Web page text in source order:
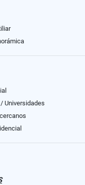
Universidades